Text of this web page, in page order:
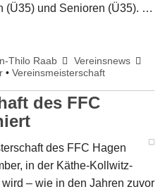
(Ü35) und Senioren (Ü35). …
Thilo Raab
Vereinsnews
• Vereinsmeisterschaft
des FFC
des FFC Hagen
in der Käthe-Kollwitz-
– wie in den Jahren zuvor